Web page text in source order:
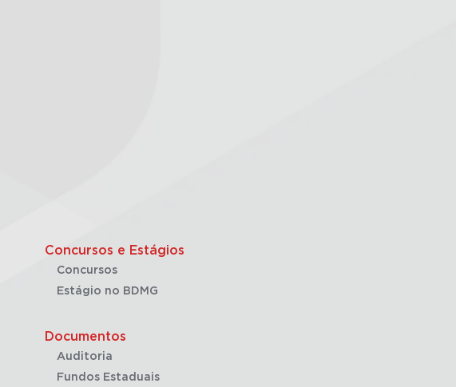
Concursos e Estágios
Concursos
Estágio no BDMG
Documentos
Auditoria
Fundos Estaduais